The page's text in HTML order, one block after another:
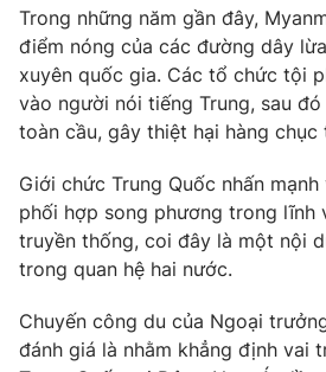
Theo dõi báo trên
Cơ quan chủ quản:Đài Truyền hình
Cơ quan báo chí:
Thời báo VTV
Giấy phép hoạt động báo in và báo
cấp ngày 29/12/2023
Tổng Biên tập: Vũ Thanh Thủy
Nguyễn Trọng Ninh
Tổng đài VTV:024.38 355 931 -
Trong những năm gần đây,
điểm nóng của các đường dây
xuyên quốc gia. Các tổ chức tội
vào người nói tiếng Trung, sau
toàn cầu, gây thiệt hại hàng chục
Giới chức Trung Quốc nhấn
phối hợp song phương trong lĩnh
truyền thống, coi đây là một nội
trong quan hệ hai nước.
Chuyến công du của Ngoại
đánh giá là nhằm khẳng định vai